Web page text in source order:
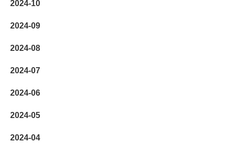
2024-10
2024-09
2024-08
2024-07
2024-06
2024-05
2024-04